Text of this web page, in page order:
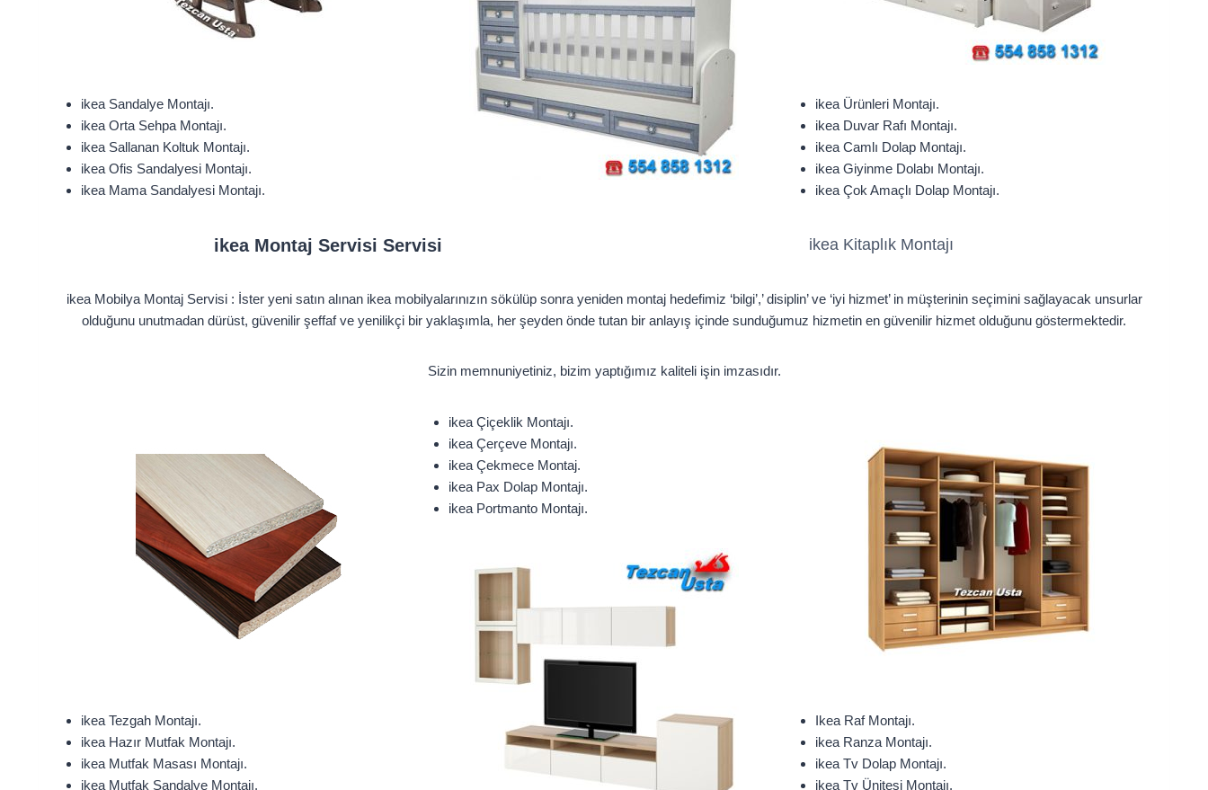
ikea Sandalye Montajı.
ikea Orta Sehpa Montajı.
ikea Sallanan Koltuk Montajı.
ikea Ofis Sandalyesi Montajı.
ikea Mama Sandalyesi Montajı.
ikea Ürünleri Montajı.
ikea Duvar Rafı Montajı.
ikea Camlı Dolap Montajı.
ikea Giyinme Dolabı Montajı.
ikea Çok Amaçlı Dolap Montajı.
ikea Montaj Servisi Servisi ikea Kitaplık Montajı
ikea Mobilya Montaj Servisi : İster yeni satın alınan ikea mobilyalarınızın sökülüp sonra yeniden montaj hedefimiz ‘bilgi’,’ disiplin’ ve ‘iyi hizmet’ in müşterinin seçimini sağlayacak unsurlar
olduğunu unutmadan dürüst, güvenilir şeffaf ve yenilikçi bir yaklaşımla, her şeyden önde tutan bir anlayış içinde sunduğumuz hizmetin en güvenilir hizmet olduğunu göstermektedir.
Sizin memnuniyetiniz, bizim yaptığımız kaliteli işin imzasıdır.
ikea Tezgah Montajı.
ikea Hazır Mutfak Montajı.
ikea Mutfak Masası Montajı.
ikea Mutfak Sandalye Montajı.
ikea Çiçeklik Montajı.
ikea Çerçeve Montajı.
ikea Çekmece Montaj.
ikea Pax Dolap Montajı.
ikea Portmanto Montajı.
Ikea Raf Montajı.
ikea Ranza Montajı.
ikea Tv Dolap Montajı.
ikea Tv Ünitesi Montajı.